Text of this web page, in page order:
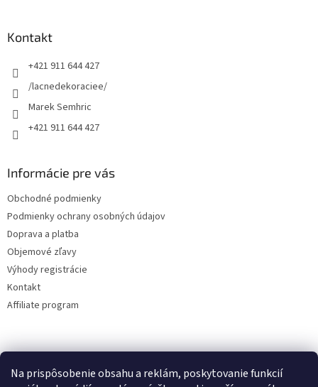
Na prispôsobenie obsahu a reklám, poskytovanie funkcií
Kontakt
+421 911 644 427
/lacnedekoraciee/
Marek Semhric
+421 911 644 427
Informácie pre vás
Obchodné podmienky
Podmienky ochrany osobných údajov
Doprava a platba
Objemové zľavy
Výhody registrácie
Kontakt
Affiliate program